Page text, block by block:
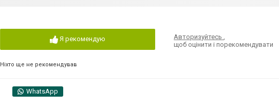
Я рекомендую
Ніхто ще не рекомендував
Авторизуйтесь,
щоб оцінити і порекомендувати
WhatsApp